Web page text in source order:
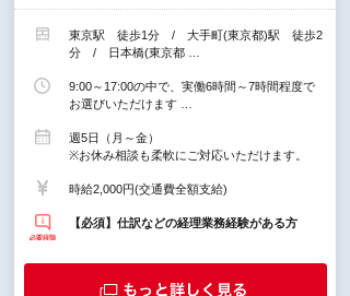
東京駅 徒歩1分 / 大手町(東京都)駅 徒歩2
分 / 日本橋(東京都 …
9:00～17:00の中で、実働6時間～7時間程度で
お選びいただけます …
週5日（月～金）
※お休み相談も柔軟にご対応いただけます。
時給2,000円(交通費全額支給)
【必須】仕訳などの経理業務経験がある方